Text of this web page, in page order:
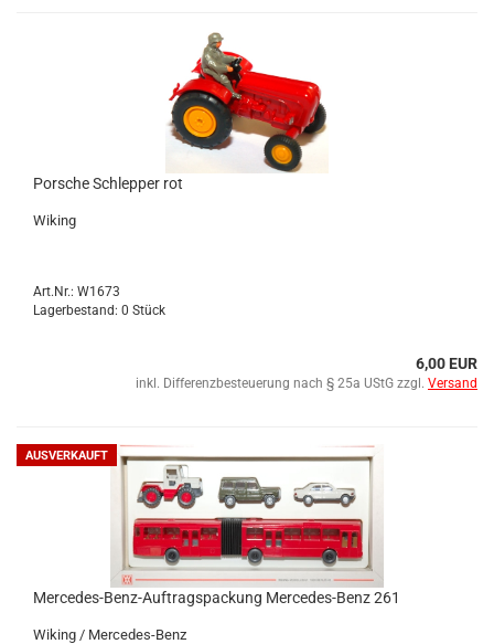
Por­sche Schlep­per rot
Wi­king
Art.Nr.: W1673
Lagerbestand: 0 Stück
6,00 EUR
inkl. Differenzbesteuerung nach § 25a UStG zzgl. Versand
AUSVERKAUFT
Mercedes-​​Benz-​Auftragspackung Mercedes-​​Benz 261
Wi­king / Mercedes-​Benz